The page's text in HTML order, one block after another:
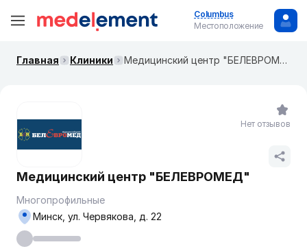
Columbus
Местоположение
Главная Клиники Медицинский центр "БЕЛЕВРОМЕД"
Медицинский центр "БЕЛЕВРОМЕД"
Многопрофильные
Минск, ул. Червякова, д. 22
Нет отзывов